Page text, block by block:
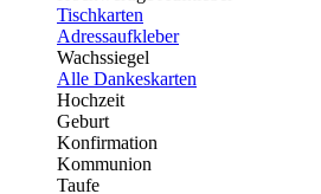
Tischkarten
Adressaufkleber
Wachssiegel
Alle Dankeskarten
Hochzeit
Geburt
Konfirmation
Kommunion
Taufe